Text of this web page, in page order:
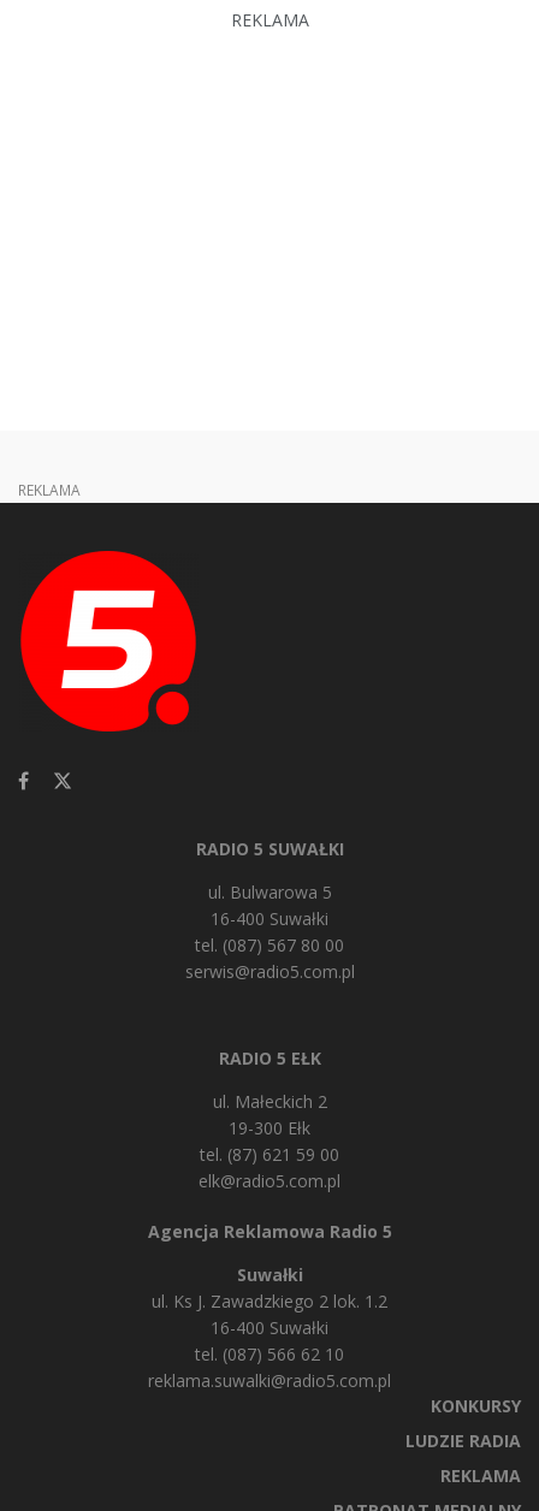
REKLAMA
REKLAMA
RADIO 5 SUWAŁKI
ul. Bulwarowa 5
16-400 Suwałki
tel. (087) 567 80 00
serwis@radio5.com.pl
RADIO 5 EŁK
ul. Małeckich 2
19-300 Ełk
tel. (87) 621 59 00
elk@radio5.com.pl
Agencja Reklamowa Radio 5
Suwałki
ul. Ks J. Zawadzkiego 2 lok. 1.2
16-400 Suwałki
tel. (087) 566 62 10
reklama.suwalki@radio5.com.pl
KONKURSY
LUDZIE RADIA
REKLAMA